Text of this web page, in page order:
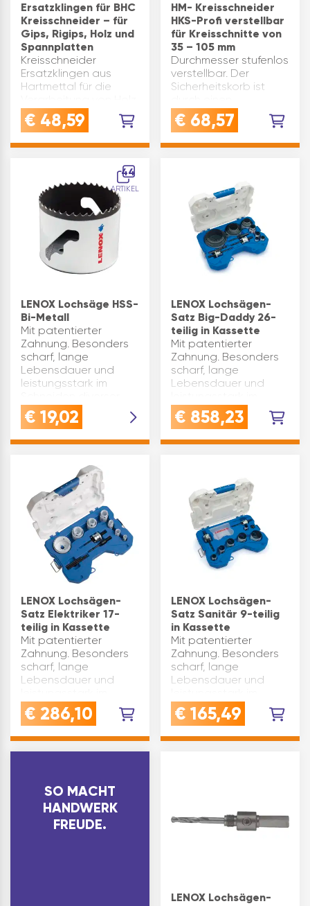
Ersatzklingen für BHC
Kreisschneider – für
Gips, Rigips, Holz und
Spannplatten
Kreisschneider
Ersatzklingen aus
Hartmettal für die
Gipskarton und
SpannplattenDie
verarbeiteten
Hartmetall bieten eine
hohe Standzeit für
den BH…
€ 48,59
HM- Kreisschneider
HKS-Profi verstellbar
für Kreisschnitte von
35 – 105 mm
Durchmesser stufenlos
verstellbar. Der
Sicherheitskorb ist
Bajonettverschluss
leicht abnehmbar und
Rückholfeder als
befördert, so…
€ 68,57
44
ARTIKEL
LENOX Lochsäge HSS-
Bi-Metall
Mit patentierter
Zahnung. Besonders
scharf, lange
Lebensdauer und
leistungsstark im
Werkstoffe. Einfachste
Bohrkernentfernung
Aussparungen (SPEED
€ 19,02
LENOX Lochsägen-
Satz Big-Daddy 26-
teilig in Kassette
Mit patentierter
Zahnung. Besonders
scharf, lange
Lebensdauer und
Schneiden diverser
Werkstoffe.Maximale
Größen = 38 mm.
€ 858,23
LENOX Lochsägen-
Satz Elektriker 17-
teilig in Kassette
Mit patentierter
Zahnung. Besonders
scharf, lange
Lebensdauer und
Schneiden diverser
Werkstoffe.Maximale
Größen = 38 mm.
€ 286,10
LENOX Lochsägen-
Satz Sanitär 9-teilig
in Kassette
Mit patentierter
Zahnung. Besonders
scharf, lange
Lebensdauer und
Schneiden diverser
Werkstoffe.Maximale
Größen = 38 mm.
€ 165,49
SO MACHT
HANDWERK
FREUDE.
LENOX Lochsägen-